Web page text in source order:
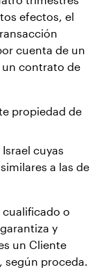
efectos, el
cuenta de un
contrato de
propiedad de
cuyas
a las de
o
y
un Cliente
según proceda.